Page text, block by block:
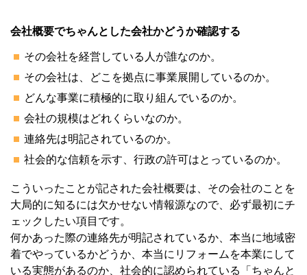
会社概要でちゃんとした会社かどうか確認する
その会社を経営している人が誰なのか。
その会社は、どこを拠点に事業展開しているのか。
どんな事業に積極的に取り組んでいるのか。
会社の規模はどれくらいなのか。
連絡先は明記されているのか。
社会的な信頼を示す、行政の許可はとっているのか。
こういったことが記された会社概要は、その会社のことを
大局的に知るには欠かせない情報源なので、必ず最初にチ
ェックしたい項目です。
何かあった際の連絡先が明記されているか、本当に地域密
着でやっているかどうか、本当にリフォームを本業にして
いる実態があるのか、社会的に認められている「ちゃんと